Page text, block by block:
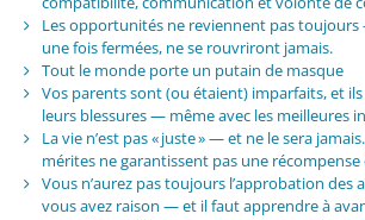
Les opportunités ne reviennent pas
une fois fermées, ne se rouvriront jamais.
Tout le monde porte un putain de masque
Vos parents sont (ou étaient) imparfaits, et
leurs blessures — même avec les meilleures
La vie n’est pas « juste » — et ne le sera
mérites ne garantissent pas une
Vous n’aurez pas toujours l’approbation des
vous avez raison — et il faut apprendre à